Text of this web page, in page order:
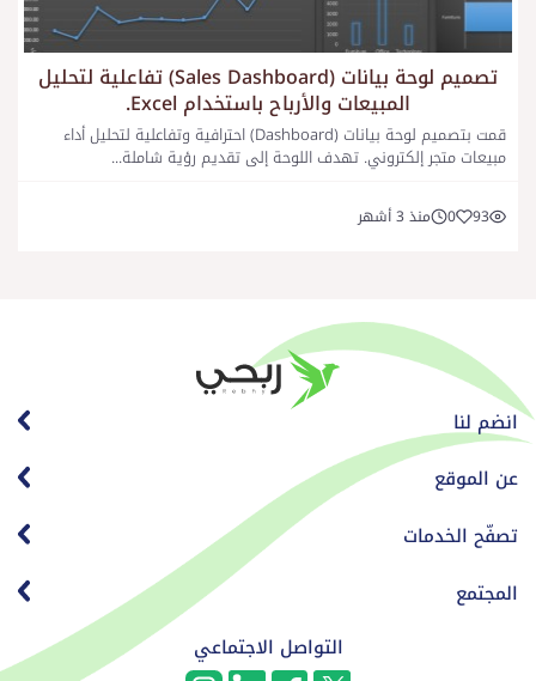
تصميم لوحة بيانات (Sales Dashboard) تفاعلية لتحليل
المبيعات والأرباح باستخدام Excel.
قمت بتصميم لوحة بيانات (Dashboard) احترافية وتفاعلية لتحليل أداء
مبيعات متجر إلكتروني. تهدف اللوحة إلى تقديم رؤية شاملة...
93
0 منذ 3 أشهر
انضم لنا
عن الموقع
تصفّح الخدمات
المجتمع
التواصل الاجتماعي